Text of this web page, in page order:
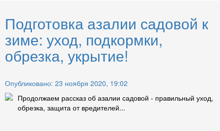
Подготовка азалии садовой к
зиме: уход, подкормки,
обрезка, укрытие!
Опубликовано: 23 ноября 2020, 19:02
Продолжаем рассказ об азалии садовой - правильный уход,
обрезка, защита от вредителей...